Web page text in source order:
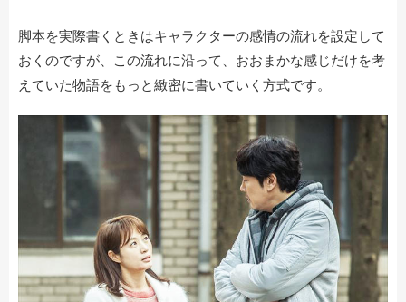
脚本を実際書くときはキャラクターの感情の流れを設定して
おくのですが、この流れに沿って、おおまかな感じだけを考
えていた物語をもっと緻密に書いていく方式です。